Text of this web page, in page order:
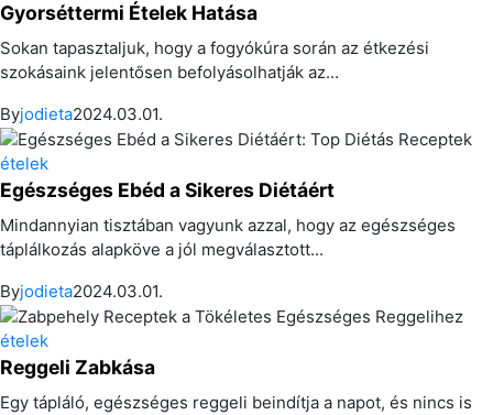
Gyorséttermi Ételek Hatása
Sokan tapasztaljuk, hogy a fogyókúra során az étkezési
szokásaink jelentősen befolyásolhatják az...
Byjodieta2024.03.01.
ételek
Egészséges Ebéd a Sikeres Diétáért
Mindannyian tisztában vagyunk azzal, hogy az egészséges
táplálkozás alapköve a jól megválasztott...
Byjodieta2024.03.01.
ételek
Reggeli Zabkása
Egy tápláló, egészséges reggeli beindítja a napot, és nincs is